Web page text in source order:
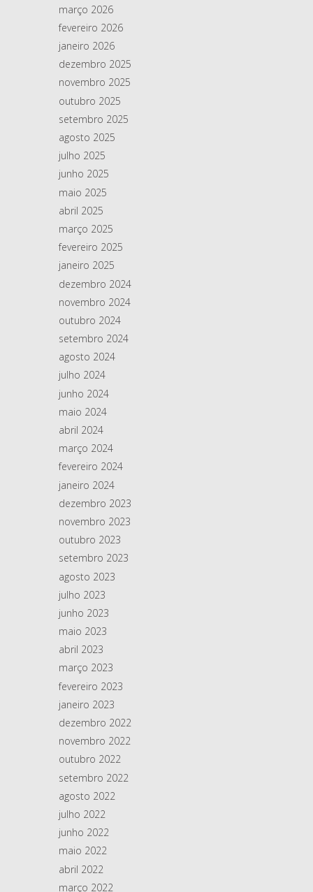
março 2026
fevereiro 2026
janeiro 2026
dezembro 2025
novembro 2025
outubro 2025
setembro 2025
agosto 2025
julho 2025
junho 2025
maio 2025
abril 2025
março 2025
fevereiro 2025
janeiro 2025
dezembro 2024
novembro 2024
outubro 2024
setembro 2024
agosto 2024
julho 2024
junho 2024
maio 2024
abril 2024
março 2024
fevereiro 2024
janeiro 2024
dezembro 2023
novembro 2023
outubro 2023
setembro 2023
agosto 2023
julho 2023
junho 2023
maio 2023
abril 2023
março 2023
fevereiro 2023
janeiro 2023
dezembro 2022
novembro 2022
outubro 2022
setembro 2022
agosto 2022
julho 2022
junho 2022
maio 2022
abril 2022
março 2022